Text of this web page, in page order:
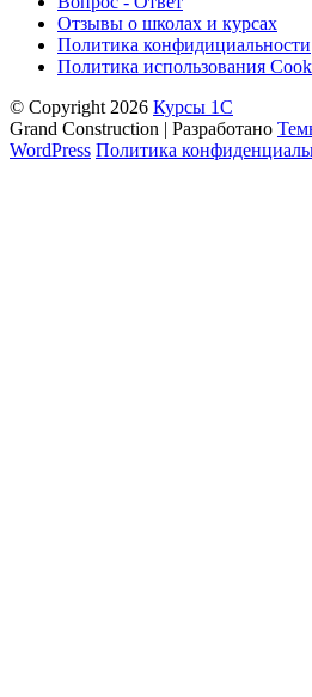
Отзывы о школах и курсах
Политика конфидициальности
Политика использования
© Copyright 2026 Курсы 1С
Grand Construction | Разработано
WordPress Политика